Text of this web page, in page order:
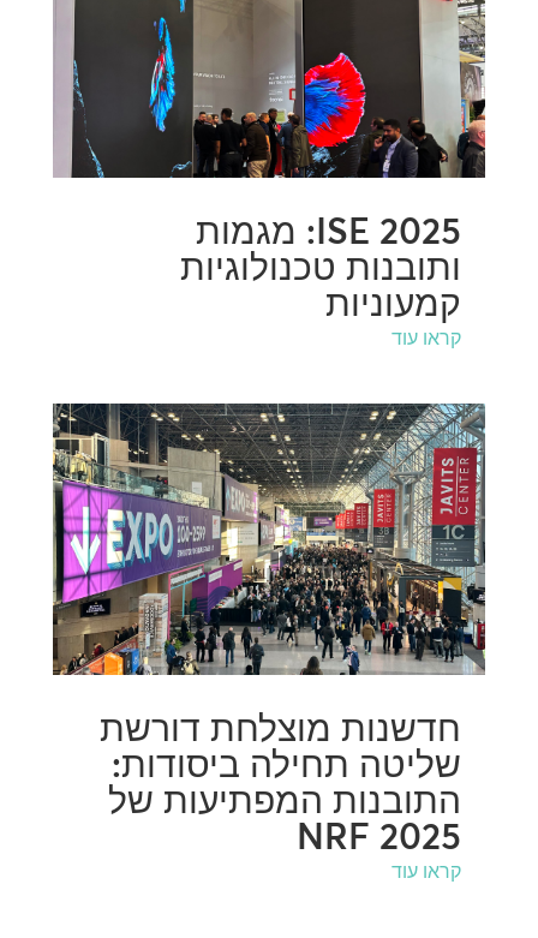
ISE 2025: מגמות
ותובנות טכנולוגיות
קמעוניות
קראו עוד
חדשנות מוצלחת דורשת
שליטה תחילה ביסודות:
התובנות המפתיעות של
NRF 2025
קראו עוד